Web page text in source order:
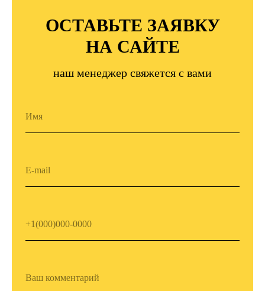
ОСТАВЬТЕ ЗАЯВКУ
НА САЙТЕ
наш менеджер свяжется с вами